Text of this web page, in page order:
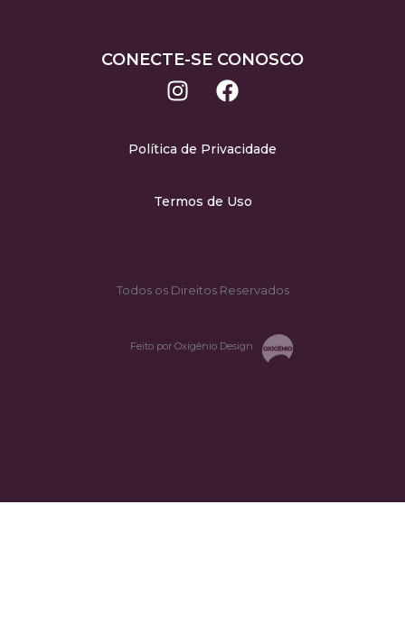
CONECTE-SE CONOSCO
Política de Privacidade
Termos de Uso
Todos os Direitos Reservados
Feito por Oxigênio Design